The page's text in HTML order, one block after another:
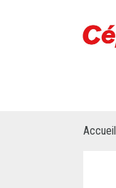
Accueil